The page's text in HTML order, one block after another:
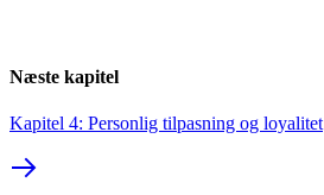
Næste kapitel
Kapitel 4: Personlig tilpasning og loyalitet